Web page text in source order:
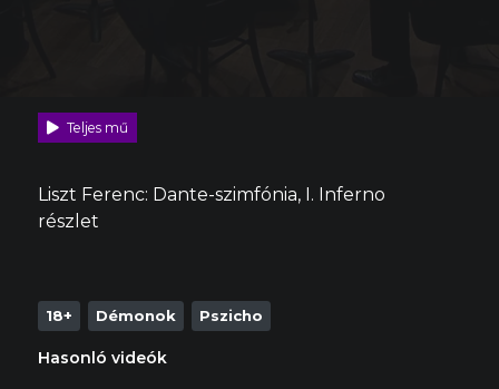
Teljes mű
Liszt Ferenc: Dante-szimfónia, I. Inferno
részlet
18+ Démonok Pszicho
Hasonló videók